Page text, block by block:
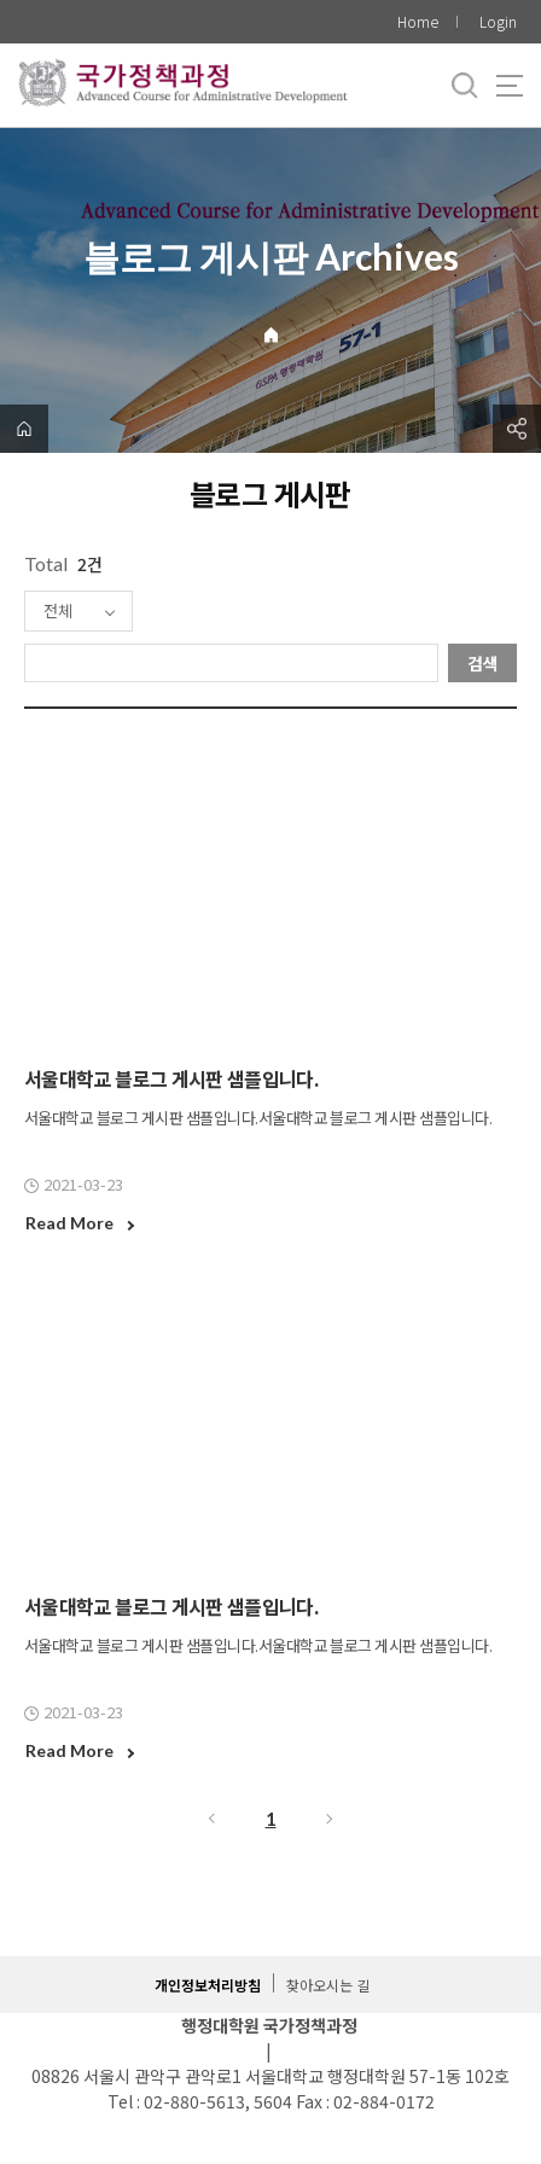
로
메
Home Login
블로그 게시판 Archives
블로그 게시판
Total 2건
전체
검색
서울대학교 블로그 게시판 샘플입니다.
서울대학교 블로그 게시판 샘플입니다.서울대학교 블로그 게시판 샘플입니다.
2021-03-23
Read More
서울대학교 블로그 게시판 샘플입니다.
서울대학교 블로그 게시판 샘플입니다.서울대학교 블로그 게시판 샘플입니다.
2021-03-23
Read More
1
개인정보처리방침 찾아오시는 길
행정대학원 국가정책과정
|
08826 서울시 관악구 관악로1 서울대학교 행정대학원 57-1동 102호
Tel : 02-880-5613, 5604 Fax : 02-884-0172